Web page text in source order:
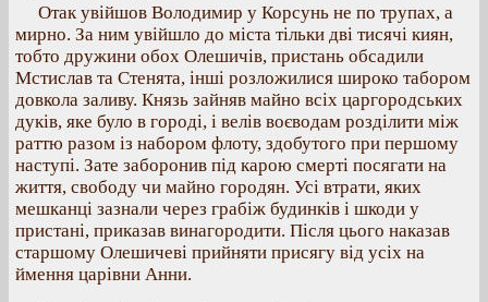
Отак увійшов Володимир у Корсунь не по трупах, а
мирно. За ним увійшло до міста тільки дві тисячі киян,
тобто дружини обох Олешичів, пристань обсадили
Мстислав та Стенята, інші розложилися широко табором
довкола заливу. Князь зайняв майно всіх царгородських
дуків, яке було в городі, і велів воєводам розділити між
раттю разом із набором флоту, здобутого при першому
наступі. Зате заборонив під карою смерті посягати на
життя, свободу чи майно городян. Усі втрати, яких
мешканці зазнали через грабіж будинків і шкоди у
пристані, приказав винагородити. Після цього наказав
старшому Олешичеві прийняти присягу від усіх на
ймення царівни Анни.